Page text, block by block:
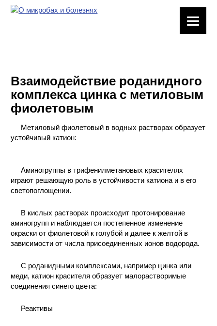
ВРЕДНЫЕ
ФАКТОРЫ
МЕТОДЫ
ПРАКТИЧЕСКОЙ
ХИМИЯ НА
ПРОИЗВОДСТВЕ
И ХИМИЧЕСКАЯ
КОНТАКТЫ
Взаимодействие роданидного
комплекса цинка с метиловым
фиолетовым
Метиловый фиолетовый в водных растворах образует
устойчивый катион:
Аминогруппы в трифенилметановых красителях
играют решающую роль в устойчивости катиона и в его
светопоглощении.
В кислых растворах происходит протонирование
аминогрупп и наблюдается постепенное изменение
окраски от фиолетовой к голубой и далее к желтой в
зависимости от числа присоединенных ионов водорода.
С роданидными комплексами, например цинка или
меди, катион красителя образует малорастворимые
соединения синего цвета:
Реактивы